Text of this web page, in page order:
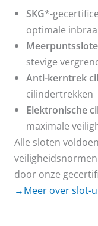
SKG*-
optimale
stevige
Anti-kerntrek
cilindertrekken
Elektronische
maximale
Alle sloten
door onze
→Meer over slot-